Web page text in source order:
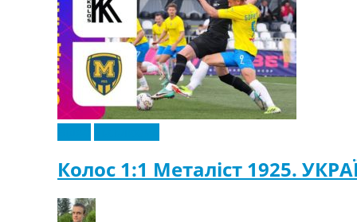
Колос 1:1 Металіст 1925.